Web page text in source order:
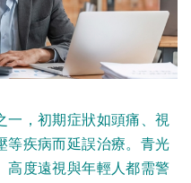
一，初期症狀如頭痛、視
等疾病而延誤治療。青光
高度遠視與年輕人都需警